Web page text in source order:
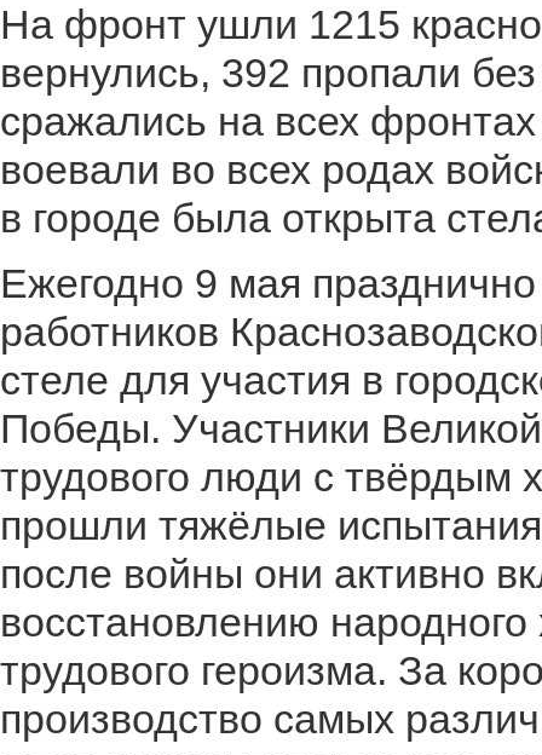
На фронт ушли 1215
вернулись, 392 пропали
сражались на всех
воевали во всех родах
в городе была открыта
Ежегодно 9 мая
работников
стеле для участия в
Победы. Участники
трудового люди с твёрдым
прошли тяжёлые
после войны они активно
восстановлению
трудового героизма. За
производство самых